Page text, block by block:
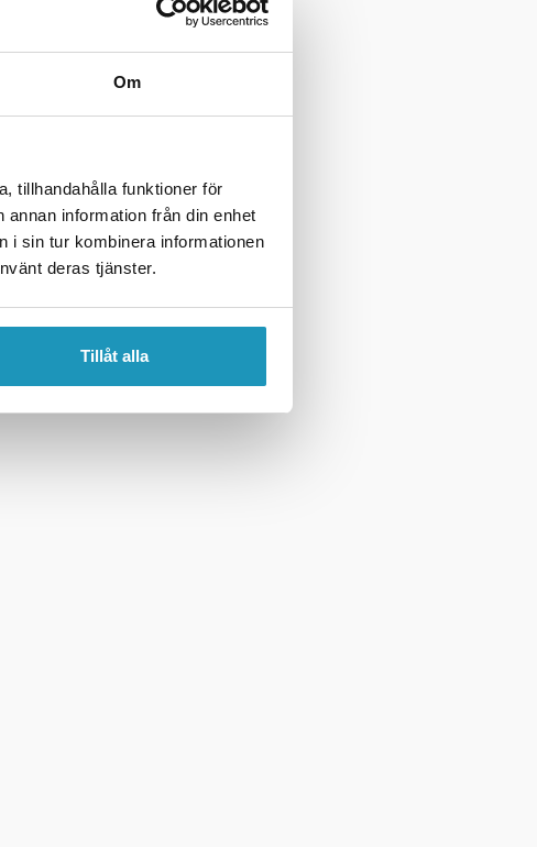
Om
tillhandahålla funktioner för
information från din enhet
i sin tur kombinera informationen
deras tjänster.
Tillåt alla